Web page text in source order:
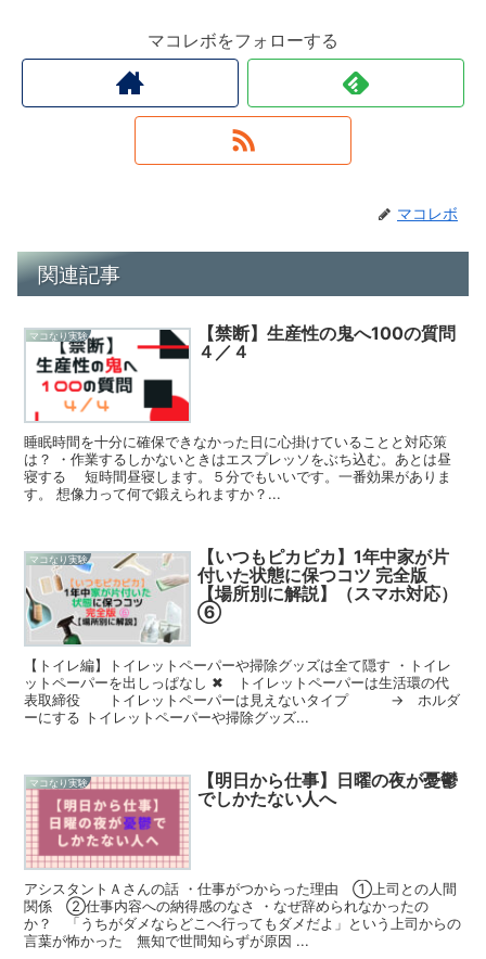
マコレボをフォローする
マコレボ
関連記事
マコなり実験
【禁断】生産性の鬼へ100の質問
４／４
睡眠時間を十分に確保できなかった日に心掛けていることと対応策
は？ ・作業するしかないときはエスプレッソをぶち込む。あとは昼
寝する 短時間昼寝します。５分でもいいです。一番効果がありま
す。 想像力って何で鍛えられますか？...
マコなり実験
【いつもピカピカ】1年中家が片
付いた状態に保つコツ 完全版
【場所別に解説】（スマホ対応）
⑥
【トイレ編】トイレットペーパーや掃除グッズは全て隠す ・トイレ
ットペーパーを出しっぱなし ✖ トイレットペーパーは生活環の代
表取締役 トイレットペーパーは見えないタイプ → ホルダ
ーにする トイレットペーパーや掃除グッズ...
マコなり実験
【明日から仕事】日曜の夜が憂鬱
でしかたない人へ
アシスタントＡさんの話 ・仕事がつからった理由 ①上司との人間
関係 ②仕事内容への納得感のなさ ・なぜ辞められなかったの
か？ 「うちがダメならどこへ行ってもダメだよ」という上司からの
言葉が怖かった 無知で世間知らずが原因 ...